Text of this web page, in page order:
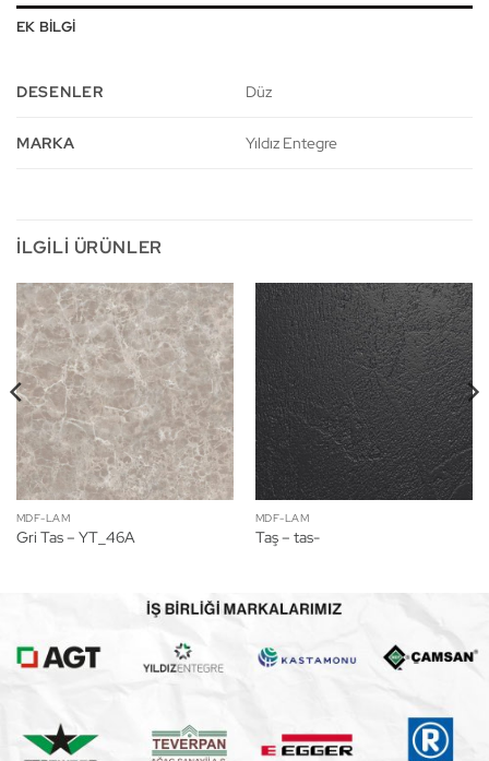
EK BILGI
DESENLER Düz
MARKA Yıldız Entegre
İLGILI ÜRÜNLER
MDF-LAM
Gri Tas – YT_46A
MDF-LAM
Taş – tas-